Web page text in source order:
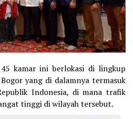
kamar ini berlokasi di lingkup
yang di dalamnya termasuk
Indonesia, di mana trafik
tinggi di wilayah tersebut.